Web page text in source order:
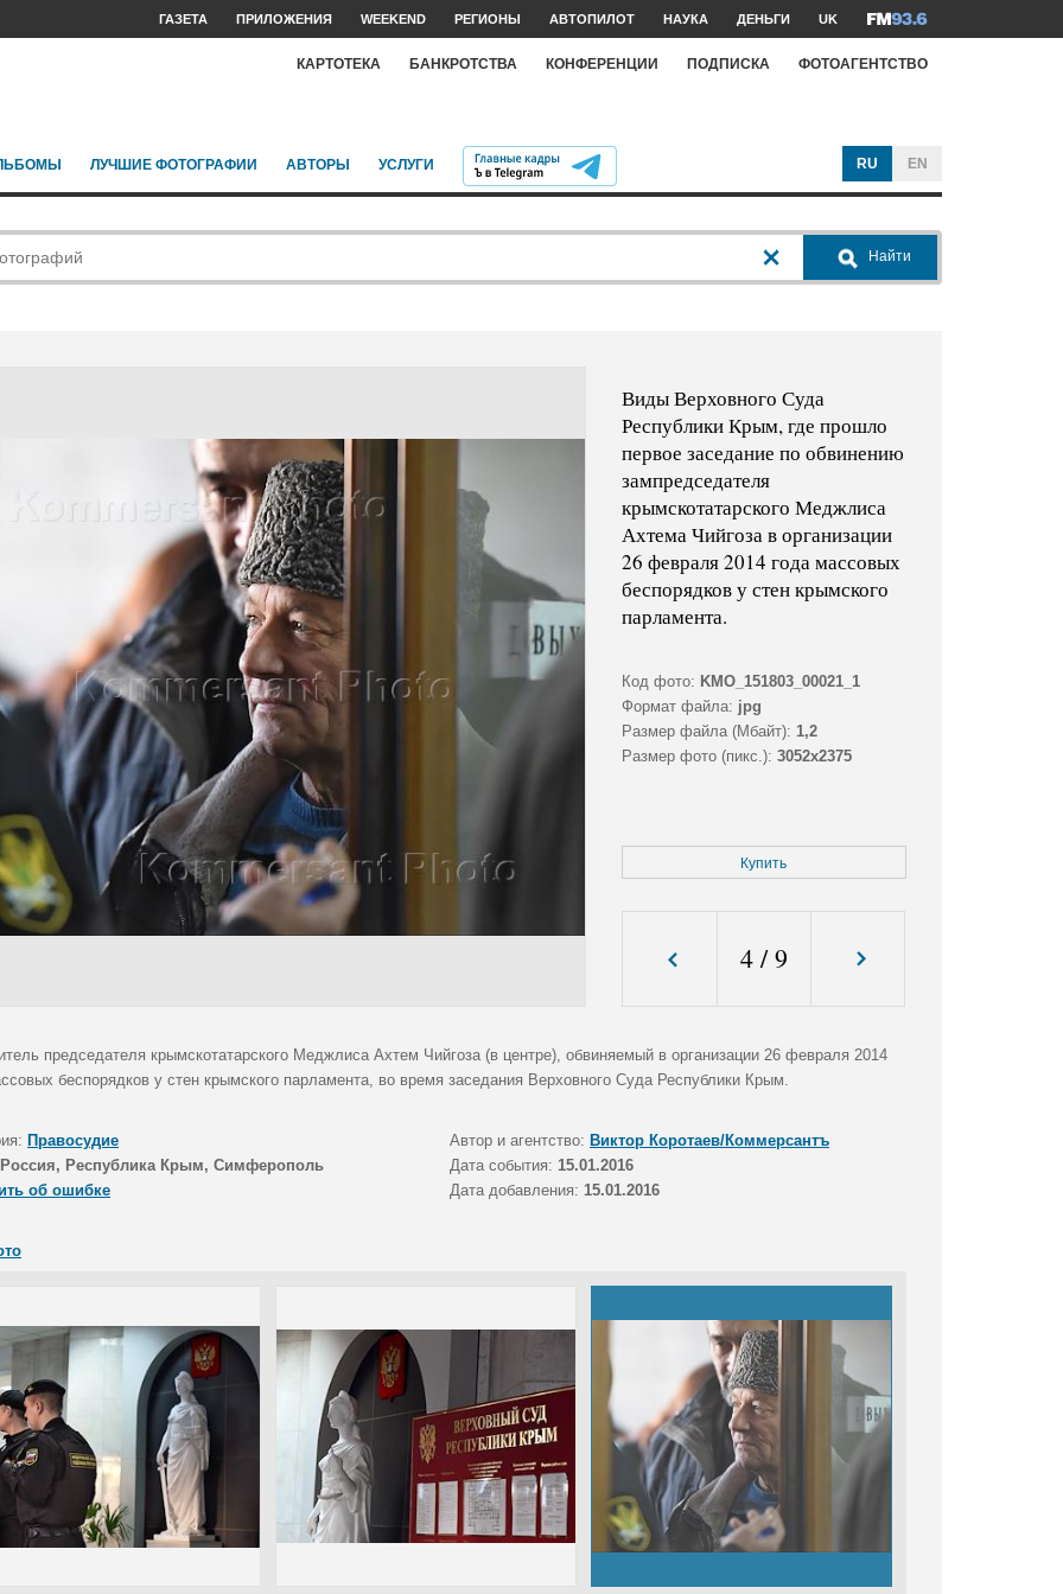
ГАЗЕТА ПРИЛОЖЕНИЯ WEEKEND РЕГИОНЫ АВТОПИЛОТ НАУКА ДЕНЬГИ UK
КАРТОТЕКА БАНКРОТСТВА КОНФЕРЕНЦИИ ПОДПИСКА ФОТОАГЕНТСТВО
ЛУЧШИЕ ФОТОГРАФИИ АВТОРЫ УСЛУГИ RU EN
Найти
Виды Верховного Суда
Республики Крым, где прошло
первое заседание по обвинению
зампредседателя
крымскотатарского Меджлиса
Ахтема Чийгоза в организации
26 февраля 2014 года массовых
беспорядков у стен крымского
парламента.
Код фото: KMO_151803_00021_1
Формат файла: jpg
Размер файла (Мбайт): 1,2
Размер фото (пикс.): 3052x2375
Купить
4/9
председателя крымскотатарского Меджлиса Ахтем Чийгоза (в центре), обвиняемый в организации 26 февраля 2014
беспорядков у стен крымского парламента, во время заседания Верховного Суда Республики Крым.
Правосудие Автор и агентство: Виктор Коротаев/Коммерсантъ
Россия, Республика Крым, Симферополь Дата события: 15.01.2016
об ошибке
Дата добавления: 15.01.2016